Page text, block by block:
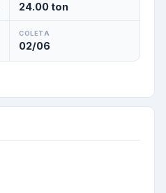
24.00ton
COLETA
02/06